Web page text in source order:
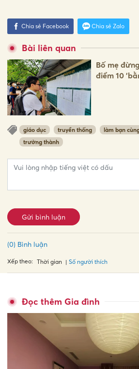
Chia sẻ Facebook Chia sẻ Zalo
Bài liên quan
Bố mẹ
điểm 10
giáo dục truyền thống làm bạn
trưởng thành
Gửi bình luận
(0) Bình luận
Xếp theo: Thời gian Số người thích
Đọc thêm Gia đình